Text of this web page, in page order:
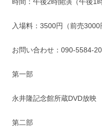
入場料：3500円（前売3000
お問い合わせ：090-5584-
第一部
永井隆記念館所蔵DVD放映
第二部